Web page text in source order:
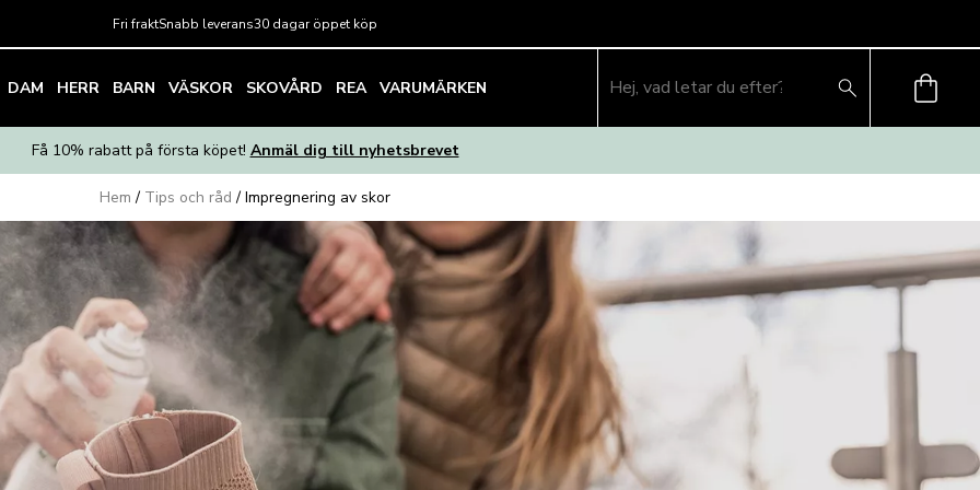
Fri fraktSnabb leverans30 dagar öppet köp
DAM HERR BARN VÄSKOR SKOVÅRD REA VARUMÄRKEN
Få 10% rabatt på första köpet! Anmäl dig till nyhetsbrevet
Hem / Tips och råd / Impregnering av skor